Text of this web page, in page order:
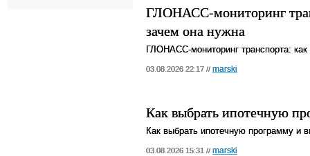
ГЛОНАСС-мониторинг
зачем она нужна
ГЛОНАСС-мониторинг транспорта:
03.08.2026 22:17 // marski
Как выбрать ипотечную
Как выбрать ипотечную программу и
03.08.2026 15:31 // marski